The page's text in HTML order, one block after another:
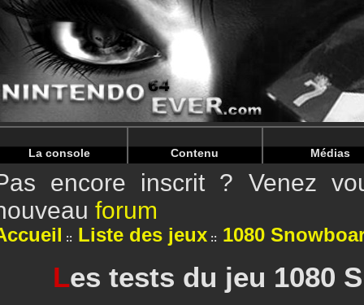
Warning: Undefined array key "HTTP_REFERER" in /
Warning: Undefined array key "HTTP_REFERER" in /
La console Contenu Médias
encore inscrit ? Venez
forum
Liste des jeux 1080
Les tests du jeu 1080